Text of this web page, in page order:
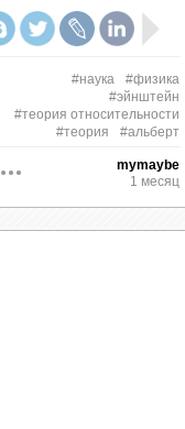
Общая теория
отдельных
в 1905 году и
со
такой
теория
#наука
#физика
#эйнштейн
#теория относительности
#теория
#альберт
mymaybe
1 месяц